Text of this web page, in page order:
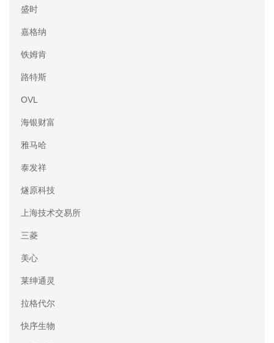
盛时
嘉格纳
铁姆肯
路特斯
OVL
海银财富
雅马哈
泰发祥
燧原科技
上海技术交易所
三菱
美心
莱绅通灵
拉格代尔
快序生物